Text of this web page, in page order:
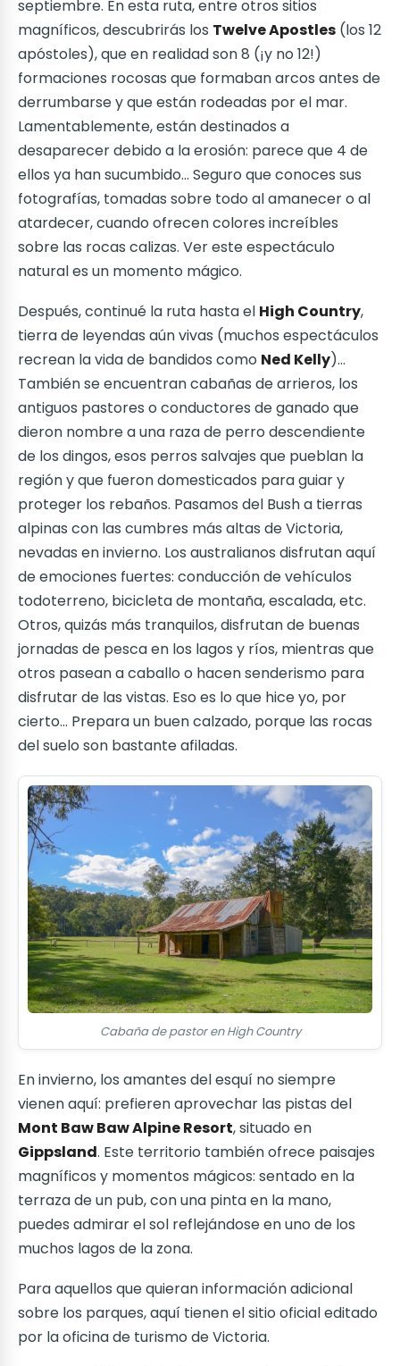
septiembre. En esta ruta, entre otros sitios
magníficos, descubrirás los Twelve Apostles (los 12
apóstoles), que en realidad son 8 (¡y no 12!)
formaciones rocosas que formaban arcos antes de
derrumbarse y que están rodeadas por el mar.
Lamentablemente, están destinados a
desaparecer debido a la erosión: parece que 4 de
ellos ya han sucumbido... Seguro que conoces sus
fotografías, tomadas sobre todo al amanecer o al
atardecer, cuando ofrecen colores increíbles
sobre las rocas calizas. Ver este espectáculo
natural es un momento mágico.
Después, continué la ruta hasta el High Country,
tierra de leyendas aún vivas (muchos espectáculos
recrean la vida de bandidos como Ned Kelly)...
También se encuentran cabañas de arrieros, los
antiguos pastores o conductores de ganado que
dieron nombre a una raza de perro descendiente
de los dingos, esos perros salvajes que pueblan la
región y que fueron domesticados para guiar y
proteger los rebaños. Pasamos del Bush a tierras
alpinas con las cumbres más altas de Victoria,
nevadas en invierno. Los australianos disfrutan aquí
de emociones fuertes: conducción de vehículos
todoterreno, bicicleta de montaña, escalada, etc.
Otros, quizás más tranquilos, disfrutan de buenas
jornadas de pesca en los lagos y ríos, mientras que
otros pasean a caballo o hacen senderismo para
disfrutar de las vistas. Eso es lo que hice yo, por
cierto... Prepara un buen calzado, porque las rocas
del suelo son bastante afiladas.
Cabaña de pastor en High Country
En invierno, los amantes del esquí no siempre
vienen aquí: prefieren aprovechar las pistas del
Mont Baw Baw Alpine Resort, situado en
Gippsland. Este territorio también ofrece paisajes
magníficos y momentos mágicos: sentado en la
terraza de un pub, con una pinta en la mano,
puedes admirar el sol reflejándose en uno de los
muchos lagos de la zona.
Para aquellos que quieran información adicional
sobre los parques, aquí tienen el sitio oficial editado
por la oficina de turismo de Victoria.